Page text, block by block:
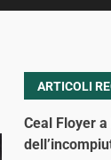
ARTICOLI
Ceal Floyer